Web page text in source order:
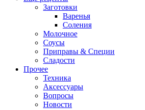
Заготовки
Варенья
Соления
Молочное
Соусы
Приправы & Специи
Сладости
Прочее
Техника
Аксессуары
Вопросы
Новости